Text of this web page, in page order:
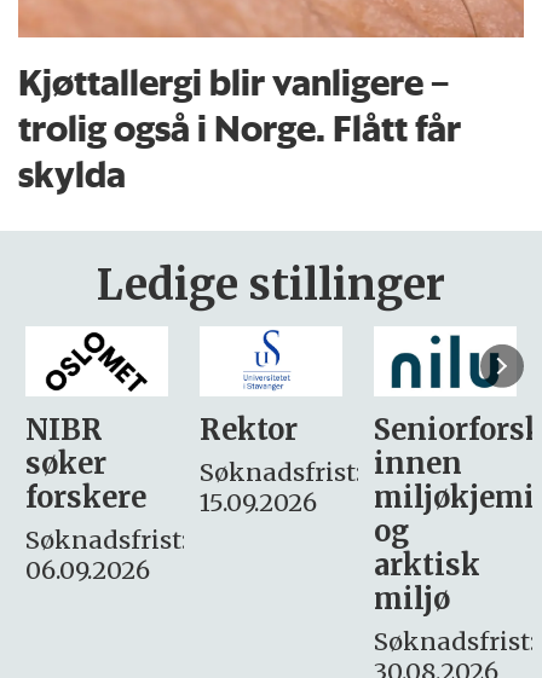
Kjøttallergi blir vanligere –
trolig også i Norge. Flått får
skylda
Ledige stillinger
Rektor
Søknadsfrist:
15.09.2026
Seniorforsker
innen
miljøkjemi
søker
– fast
Søknadsfrist:
16. august.